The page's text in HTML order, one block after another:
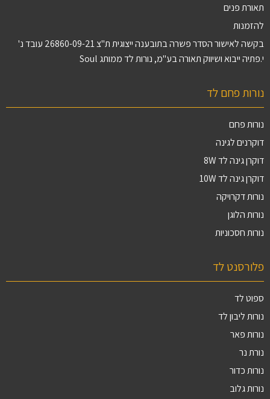
תאורת פנים
להזמנות
בקשה לאישור הסדר פשרה בתובענה ייצוגית ת"צ 26860-09-21 עובד נ'
י.פתיה ייבוא ושיווק תאורה בע"מ, נורות לד ממותג Soul
נורות פחם לד
נורות פחם
דוקרנים לגינה
דוקרן גינה לד 8W
דוקרן גינה לד 10W
נורות דקרויקה
נורות הלוגן
נורות חסכוניות
פלורסנט לד
ספוט לד
נורות ליבון לד
נורות פאר
נורת נר
נורות כדור
נורות גלוב